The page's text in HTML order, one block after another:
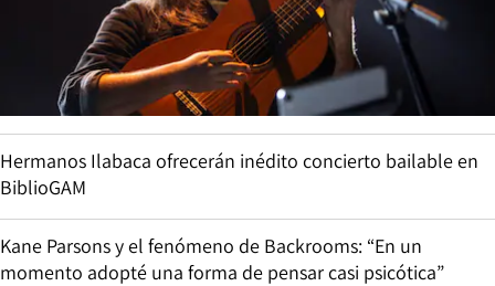
Hermanos Ilabaca ofrecerán inédito concierto bailable en
BiblioGAM
Kane Parsons y el fenómeno de Backrooms: “En un
momento adopté una forma de pensar casi psicótica”